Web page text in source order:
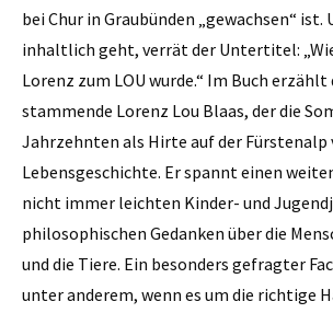
bei Chur in Graubünden „gewachsen“ ist.
inhaltlich geht, verrät der Untertitel:
Lorenz zum LOU wurde.“ Im Buch erzählt
stammende Lorenz Lou Blaas, der die
Jahrzehnten als Hirte auf der Fürstenalp
Lebensgeschichte. Er spannt einen
nicht immer leichten Kinder- und
philosophischen Gedanken über die
und die Tiere. Ein besonders gefragter
unter anderem, wenn es um die richtige